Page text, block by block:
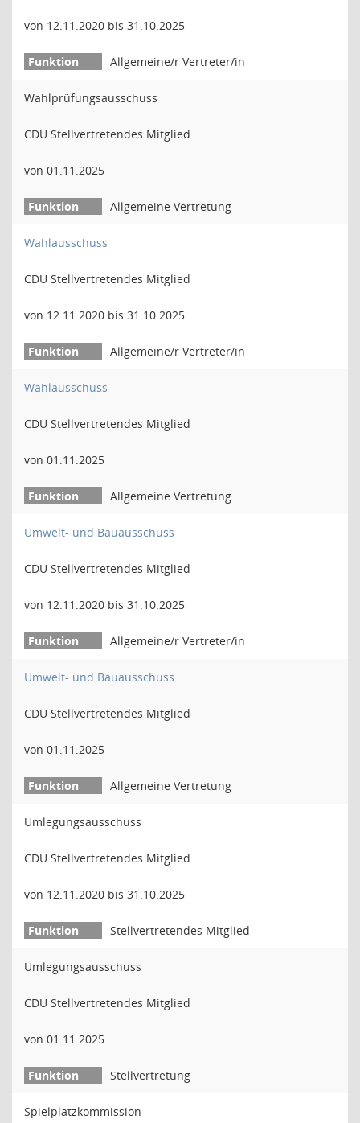
von 12.11.2020 bis 31.10.2025
Allgemeine/r Vertreter/in
Wahlprüfungsausschuss
CDU Stellvertretendes Mitglied
von 01.11.2025
Allgemeine Vertretung
Wahlausschuss
CDU Stellvertretendes Mitglied
von 12.11.2020 bis 31.10.2025
Allgemeine/r Vertreter/in
Wahlausschuss
CDU Stellvertretendes Mitglied
von 01.11.2025
Allgemeine Vertretung
Umwelt- und Bauausschuss
CDU Stellvertretendes Mitglied
von 12.11.2020 bis 31.10.2025
Allgemeine/r Vertreter/in
Umwelt- und Bauausschuss
CDU Stellvertretendes Mitglied
von 01.11.2025
Allgemeine Vertretung
Umlegungsausschuss
CDU Stellvertretendes Mitglied
von 12.11.2020 bis 31.10.2025
Stellvertretendes Mitglied
Umlegungsausschuss
CDU Stellvertretendes Mitglied
von 01.11.2025
Stellvertretung
Spielplatzkommission